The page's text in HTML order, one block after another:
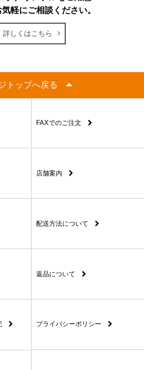
軽にご相談ください。
詳しくはこちら
トップへ戻る
FAXでのご注文
店舗案内
配送方法について
返品について
プライバシーポリシー